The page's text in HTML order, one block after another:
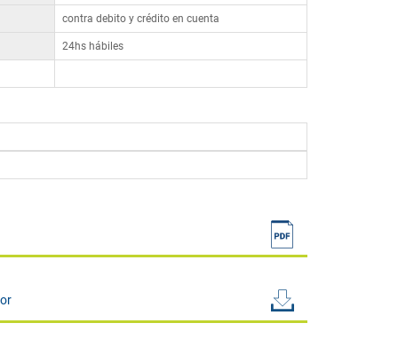
contra debito y crédito en cuenta
24hs hábiles